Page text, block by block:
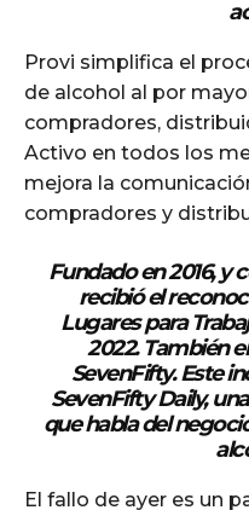
Provi simplifica el
de alcohol al por
compradores,
Activo en todos los
mejora la
compradores y
Fundado en 2016, y
recibió el
Lugares para
2022. También
SevenFifty. Este
SevenFifty Daily,
que habla del
El fallo de ayer es un